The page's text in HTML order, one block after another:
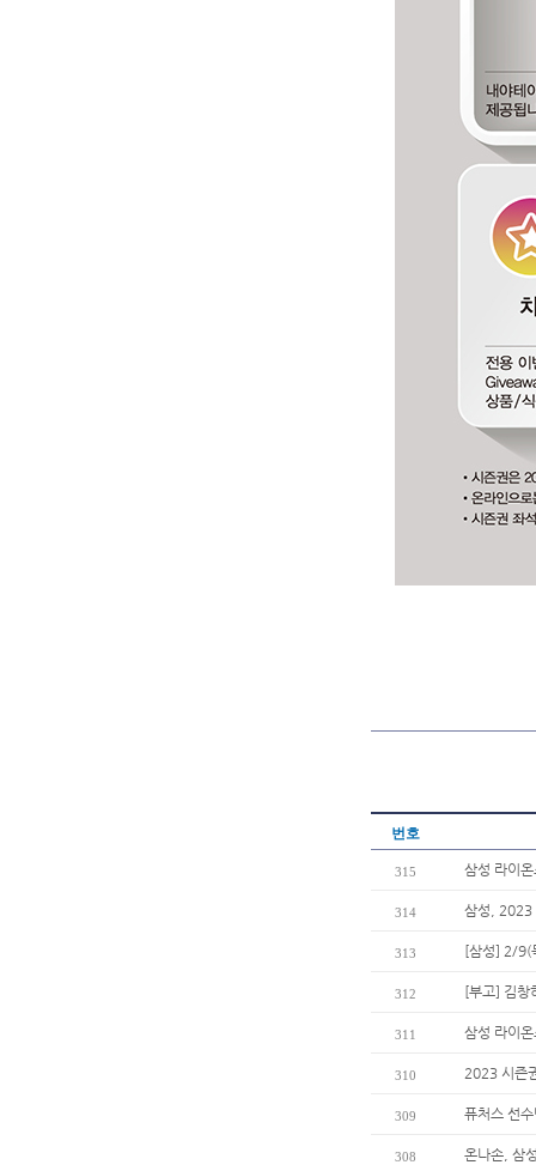
번호
315 삼성 라이
314 삼성, 2023
313 [삼성] 2/9(
312 [부고] 김창
311 삼성 라이
310 2023 시즌
309 퓨처스 선
308 온나손, 삼